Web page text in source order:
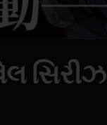
સિરીઝ